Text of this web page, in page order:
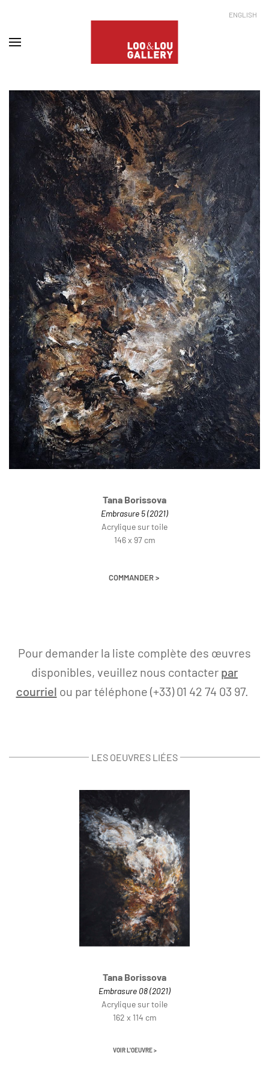
ENGLISH
Tana Borissova
Embrasure 5 (2021)
Acrylique sur toile
146 x 97 cm
COMMANDER >
Pour demander la liste complète des œuvres
disponibles, veuillez nous contacter par
courriel ou par téléphone (+33) 01 42 74 03 97.
LES OEUVRES LIÉES
Tana Borissova
Embrasure 08 (2021)
Acrylique sur toile
162 x 114 cm
VOIR L'OEUVRE >